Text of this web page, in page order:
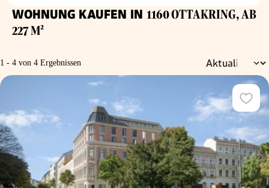
WOHNUNG KAUFEN IN 1160 OTTAKRING, AB
227 M²
1 - 4 von 4 Ergebnissen